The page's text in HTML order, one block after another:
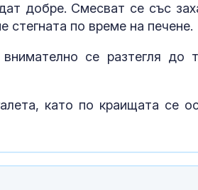
добре. Смесват се със
стегната по време на печене.
се разтегля до
като по краищата се